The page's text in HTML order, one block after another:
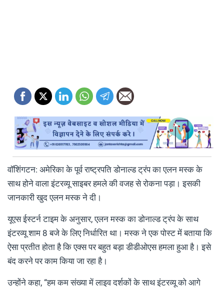
वॉशिंगटन: अमेरिका के पूर्व राष्ट्रपति डोनाल्ड ट्रंप का एलन मस्क के
साथ होने वाला इंटरव्यू साइबर हमले की वजह से रोकना पड़ा। इसकी
जानकारी खुद एलन मस्क ने दी।
यूएस ईस्टर्न टाइम के अनुसार, एलन मस्क का डोनाल्ड ट्रंप के साथ
इंटरव्यू शाम 8 बजे के लिए निर्धारित था। मस्क ने एक पोस्ट में बताया कि
ऐसा प्रतीत होता है कि एक्स पर बहुत बड़ा डीडीओएस हमला हुआ है। इसे
बंद करने पर काम किया जा रहा है।
उन्होंने कहा, “हम कम संख्या में लाइव दर्शकों के साथ इंटरव्यू को आगे